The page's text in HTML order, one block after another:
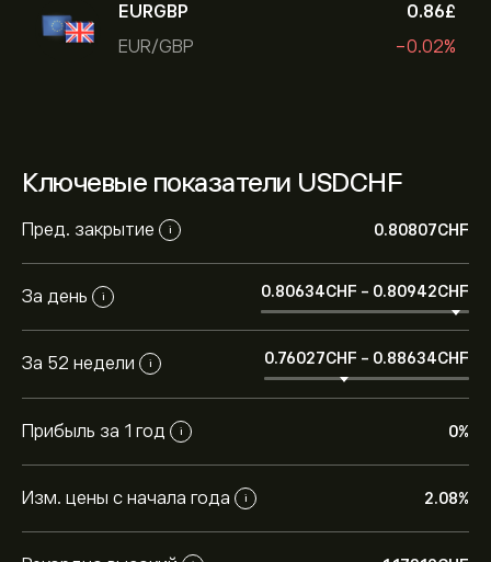
EURGBP
EUR/GBP
0.86‎£‎
-0.02%
Ключевые показатели USDCHF
Пред. закрытие i 0.80807‎CHF‎
За день i 0.80634‎CHF‎ - 0.80942‎CHF‎
За 52 недели i 0.76027‎CHF‎ - 0.88634‎CHF‎
Прибыль за 1 год i 0%
Изм. цены с начала года i 2.08%